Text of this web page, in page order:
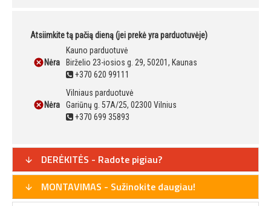
Atsiimkite tą pačią dieną (jei prekė yra parduotuvėje)
Nėra
Kauno parduotuvė
Birželio 23-iosios g. 29, 50201, Kaunas
+370 620 99111
Nėra
Vilniaus parduotuvė
Gariūnų g. 57A/25, 02300 Vilnius
+370 699 35893
DERĖKITĖS - Radote pigiau?
MONTAVIMAS - Sužinokite daugiau!